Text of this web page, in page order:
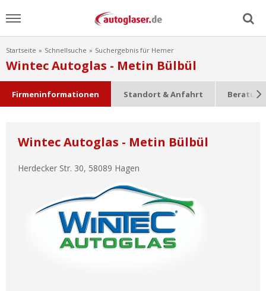
Menu
Home
Ratgeber
Startseite Schnellsuche Suchergebnis für Hemer
Wintec Autoglas - Metin Bülbül
Firmeninformationen Standort & Anfahrt
Wintec Autoglas - Metin Bülbül
Herdecker Str. 30, 58089 Hagen